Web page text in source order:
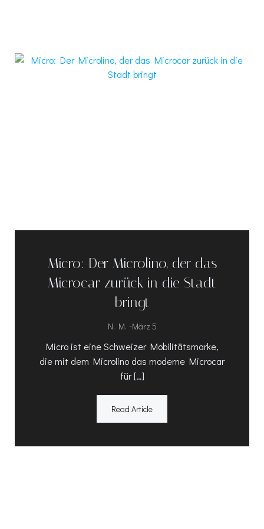
Micro: Der Microlino, der das
Microcar zurück in die Stadt
bringt
N. M. -März 5
Micro ist eine Schweizer Mobilitätsmarke,
die mit dem Microlino das moderne Microcar
für […]
Read Article